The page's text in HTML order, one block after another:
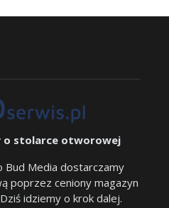
o stolarce otworowej
Bud Media dostarczamy
poprzez ceniony magazyn
idziemy o krok dalej.